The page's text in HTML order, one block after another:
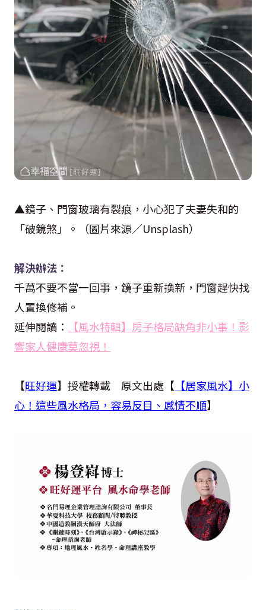
▲鏡子、門窗玻璃有裂痕，小心犯了夫妻失和的
「破鏡煞」。（圖片來源／Unsplash）
解決辦法：
千萬不要不當一回事，鏡子重新換新，門窗趕快找
人置換修補。
延伸閱讀：
【風水特輯】房子格局缺角非小事！影
響家人健康莫忽視！
【旺好運】授權轉載 原文出處【 【居家風水】小
心！這些風水格局，容易反目、感情不順】